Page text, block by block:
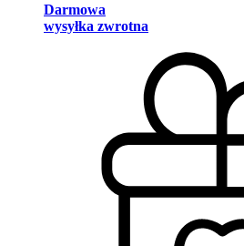
Darmowa
wysyłka zwrotna